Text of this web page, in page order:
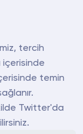
tercih
içerisinde
temin
Twitter'da